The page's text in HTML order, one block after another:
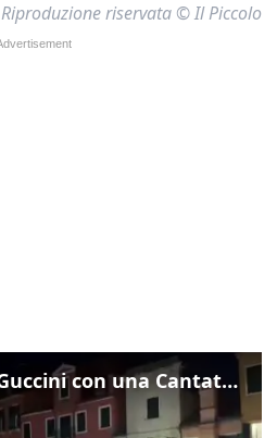
Riproduzione riservata © Il Piccolo
Venezia omaggia Guccini con una Cantata Anarchica in campo Santa Margherita